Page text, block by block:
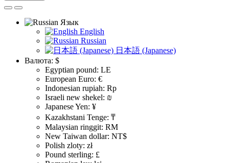
Язык
English
Russian
日本語 (Japanese)
Валюта: $
Egyptian pound: LE
European Euro: €
Indonesian rupiah: Rp
Israeli new shekel: ₪
Japanese Yen: ¥
Kazakhstani Tenge: ₸
Malaysian ringgit: RM
New Taiwan dollar: NT$
Polish zloty: zł
Pound sterling: £